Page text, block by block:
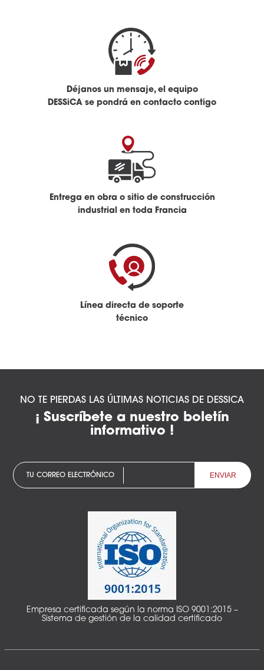
Déjanos un mensaje, el equipo
DESSiCA se pondrá en contacto contigo
Entrega en obra o sitio de construcción
industrial en toda Francia
Línea directa de soporte
técnico
NO TE PIERDAS LAS ÚLTIMAS NOTICIAS DE DESSICA
¡ Suscríbete a nuestro boletín
informativo !
TU CORREO ELECTRÓNICO
Empresa certificada según la norma ISO 9001:2015 –
Sistema de gestión de la calidad certificado